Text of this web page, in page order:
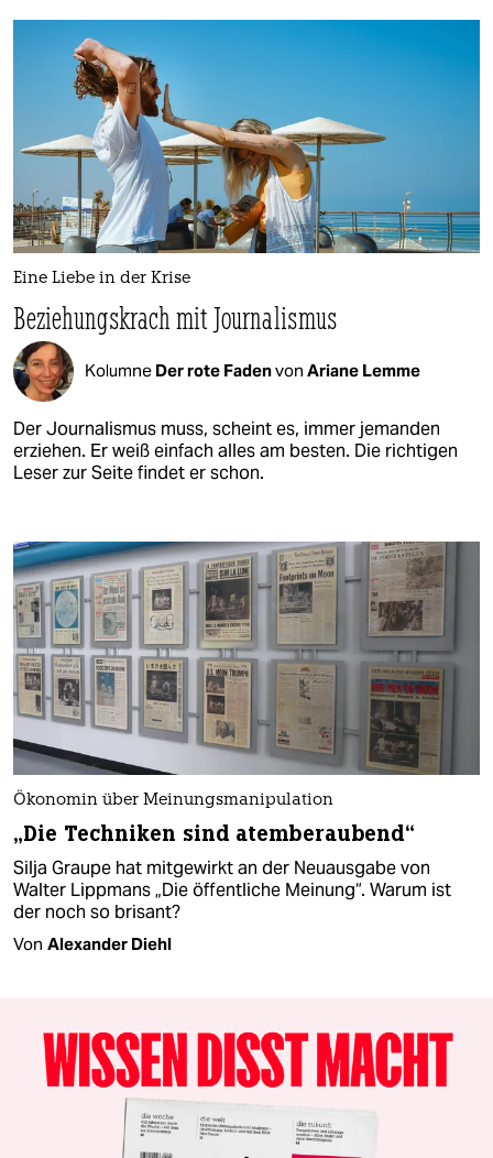
Eine Liebe in der Krise
Beziehungskrach mit Journalismus
Kolumne Der rote Fadenvon Ariane Lemme
Der Journalismus muss, scheint es, immer jemanden
erziehen. Er weiß einfach alles am besten. Die richtigen
Leser zur Seite findet er schon.
Ökonomin über Meinungsmanipulation
„Die Techniken sind atemberaubend“
Silja Graupe hat mitgewirkt an der Neuausgabe von
Walter Lippmans „Die öffentliche Meinung“. Warum ist
der noch so brisant?
Von Alexander Diehl